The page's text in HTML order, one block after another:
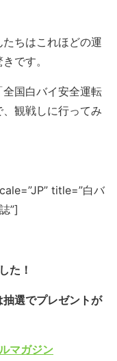
ちはこれほどの運
です。
国白バイ安全運転
観戦しに行ってみ
title=”白バ
”]
た！
選でプレゼントが
マガジン